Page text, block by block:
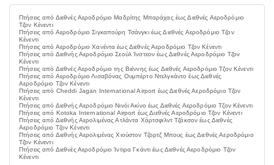
Πτήσεις από Διεθνές Αεροδρόμιο Μαδρίτης Μπαράχας έως Διεθνές Αεροδρόμιο
Τζον Κένεντι
Πτήσεις από Αεροδρόμιο Σιγκαπούρη Τσάνγκι έως Διεθνές Αεροδρόμιο Τζον
Κένεντι
Πτήσεις από Αεροδρόμιο Χανέντα έως Διεθνές Αεροδρόμιο Τζον Κένεντι
Πτήσεις από Διεθνής Αεροδρόμιο Σεούλ Ίνστεον έως Διεθνές Αεροδρόμιο Τζον
Κένεντι
Πτήσεις από Διεθνές Αεροδρόμιο της Βιέννης έως Διεθνές Αεροδρόμιο Τζον Κένεντι
Πτήσεις από Αεροδρόμιο Λισαβόνας Ουμπέρτο Ντελγκάντο έως Διεθνές
Αεροδρόμιο Τζον Κένεντι
Πτήσεις από Cheddi Jagan International Airport έως Διεθνές Αεροδρόμιο Τζον
Κένεντι
Πτήσεις από Διεθνής Αεροδρόμιο Νινόι Ακίνο έως Διεθνές Αεροδρόμιο Τζον Κένεντι
Πτήσεις από Kotoka International Airport έως Διεθνές Αεροδρόμιο Τζον Κένεντι
Πτήσεις από Διεθνής Αερολιμένας Ατλάντα Χάρτσφιλντ Τζάκσον έως Διεθνές
Αεροδρόμιο Τζον Κένεντι
Πτήσεις από Διεθνής Αερολιμένας Χιούστον Τζορτζ Μπους έως Διεθνές Αεροδρόμιο
Τζον Κένεντι
Πτήσεις από Διεθνές Αεροδρόμιο Ίντιρα Γκάντι έως Διεθνές Αεροδρόμιο Τζον
Κένεντι